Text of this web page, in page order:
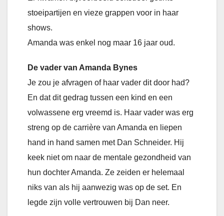
stoeipartijen en vieze grappen voor in haar
shows.
Amanda was enkel nog maar 16 jaar oud.
De vader van Amanda Bynes
Je zou je afvragen of haar vader dit door had?
En dat dit gedrag tussen een kind en een
volwassene erg vreemd is. Haar vader was erg
streng op de carrière van Amanda en liepen
hand in hand samen met Dan Schneider. Hij
keek niet om naar de mentale gezondheid van
hun dochter Amanda. Ze zeiden er helemaal
niks van als hij aanwezig was op de set. En
legde zijn volle vertrouwen bij Dan neer.